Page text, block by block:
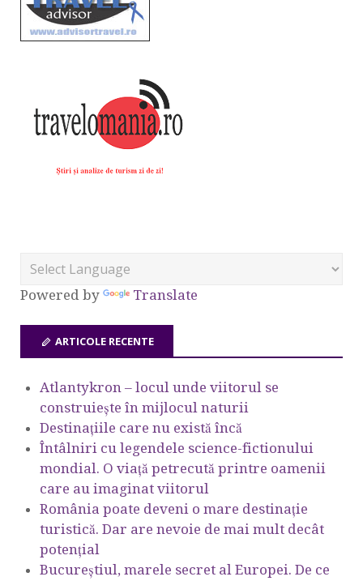
Powered by Translate
ARTICOLE RECENTE
Atlantykron – locul unde viitorul se
construiește în mijlocul naturii
Destinațiile care nu există încă
Întâlniri cu legendele science-fictionului
mondial. O viață petrecută printre oamenii
care au imaginat viitorul
România poate deveni o mare destinație
turistică. Dar are nevoie de mai mult decât
potențial
Bucureștiul, marele secret al Europei. De ce